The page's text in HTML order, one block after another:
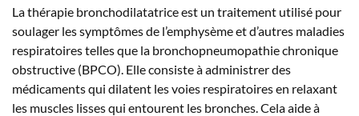
La thérapie bronchodilatatrice est un traitement utilisé pour
soulager les symptômes de l’emphysème et d’autres maladies
respiratoires telles que la bronchopneumopathie chronique
obstructive (BPCO). Elle consiste à administrer des
médicaments qui dilatent les voies respiratoires en relaxant
les muscles lisses qui entourent les bronches. Cela aide à